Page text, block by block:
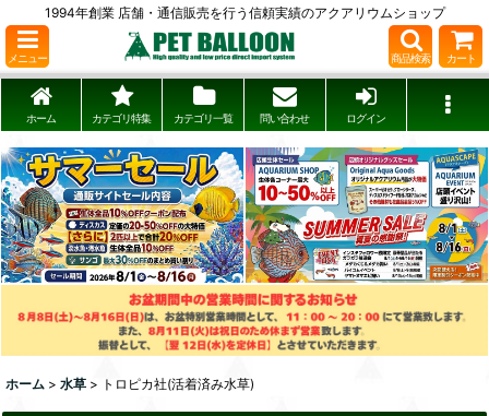
1994年創業 店舗・通信販売を行う信頼実績のアクアリウムショップ
メニュー 商品検索 カート
ホーム カテゴリ特集 カテゴリ一覧 問い合わせ ログイン
ホーム > 水草 > トロピカ社(活着済み水草)